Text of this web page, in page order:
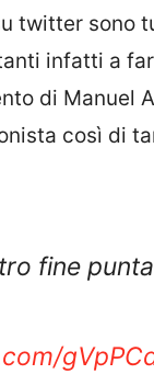
twitter sono
infatti a
di Manuel
così di
fine